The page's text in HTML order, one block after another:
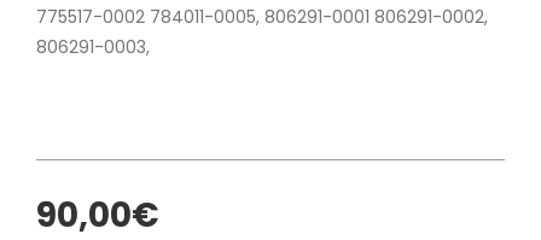
775517-0002 784011-0005, 806291-0001 806291-0002,
806291-0003,
90,00€